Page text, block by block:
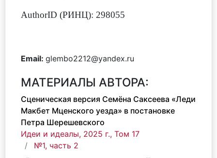
AuthorID (РИНЦ): 298055
Email: glembo2212@yandex.ru
МАТЕРИАЛЫ АВТОРА:
Сценическая версия Семёна Саксеева «Леди
Макбет Мценского уезда» в постановке
Петра Шерешевского
Идеи и идеалы, 2025 г., Том 17
№1, часть 2